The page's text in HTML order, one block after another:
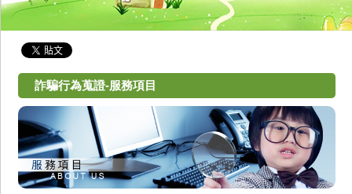
詐騙行為蒐證-服務項目